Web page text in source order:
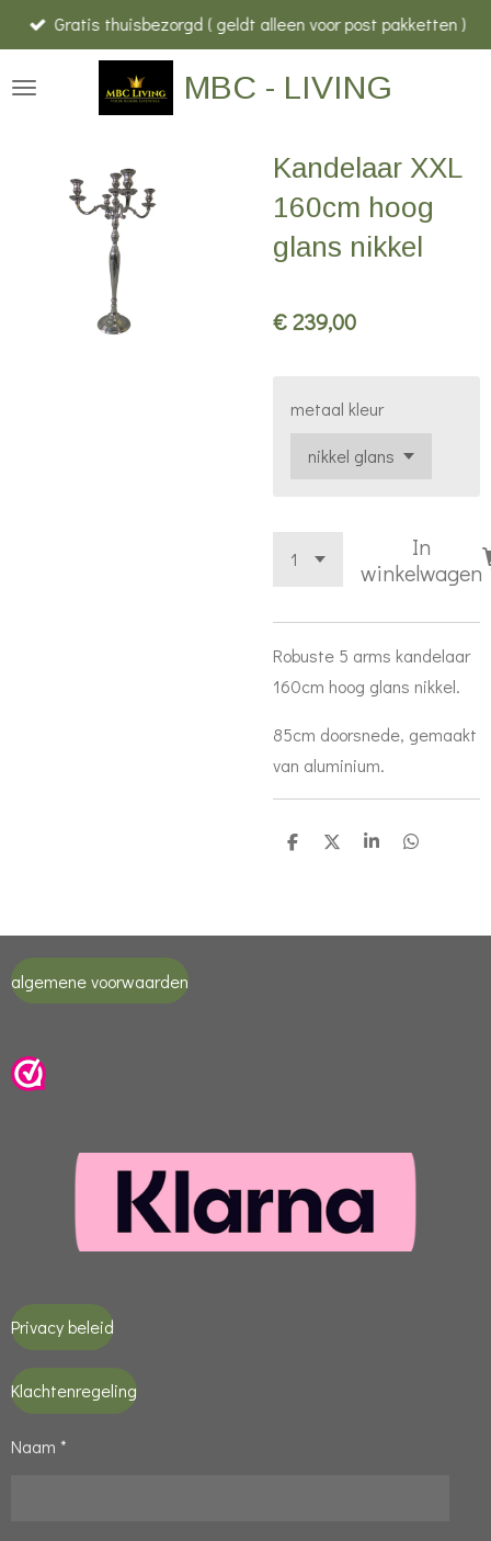
Ga
direct
naar
MBC - LIVING
Gratis thuisbezorgd ( geldt alleen voor post pakketten )
Kandelaar XXL
160cm hoog
glans nikkel
€ 239,00
metaal kleur
In
winkelwagen
Robuste 5 arms kandelaar
160cm hoog glans nikkel.
85cm doorsnede, gemaakt
van aluminium.
D
D
S
D
algemene voorwaarden
Privacy beleid
Klachtenregeling
Naam *